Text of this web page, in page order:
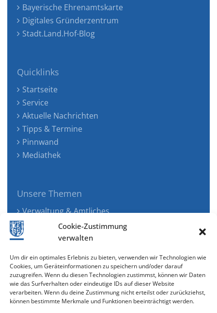
Cookie-Zustimmung
verwalten
Um dir ein optimales Erlebnis zu bieten, verwenden wir Technologien wie
Cookies, um Geräteinformationen zu speichern und/oder darauf
zuzugreifen. Wenn du diesen Technologien zustimmst, können wir Daten
wie das Surfverhalten oder eindeutige IDs auf dieser Website
verarbeiten. Wenn du deine Zustimmung nicht erteilst oder zurückziehst,
können bestimmte Merkmale und Funktionen beeinträchtigt werden.
Bayerische Ehrenamtskarte
Digitales Gründerzentrum
Stadt.Land.Hof-Blog
Quicklinks
Startseite
Service
Aktuelle Nachrichten
Tipps & Termine
Pinnwand
Mediathek
Unsere Themen
Verwaltung & Amtliches
Jugend, Familie & Gesundheit
Tourismus, Freizeit & Ökologie
Wirtschaft & Verkehr
Senioren & Inklusion